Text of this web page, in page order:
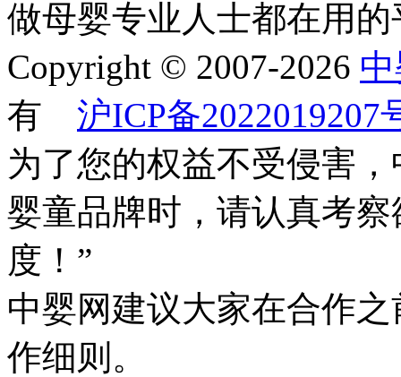
做母婴专业人士都在用的
Copyright © 2007-2026
有 沪ICP备2022019207
为了您的权益不受侵害
婴童品牌时，请认真考
度！”
中婴网建议大家在合作
作细则。